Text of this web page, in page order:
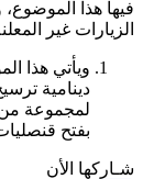
فيها هذا
الزيارات غير
ويأتي هذا
دينامية
لمجموعة من
بفتح
شـاركها الأن